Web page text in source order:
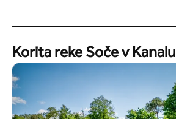
Korita reke Soče v Kanalu